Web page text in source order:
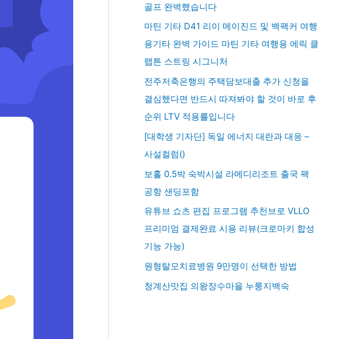
골프 완벽했습니다
마틴 기타 D41 리이 메이진드 및 백팩커 여행
용기타 완벽 가이드 마틴 기타 여행용 에릭 클
랩튼 스트링 시그니처
전주저축은행의 주택담보대출 추가 신청을
결심했다면 반드시 따져봐야 할 것이 바로 후
순위 LTV 적용률입니다
[대학생 기자단] 독일 에너지 대란과 대응 –
사설컬럼()
보홀 0.5박 숙박시설 라메디리조트 출국 팩
공항 샌딩포함
유튜브 쇼츠 편집 프로그램 추천브로 VLLO
프리미엄 결제완료 시용 리뷰(크로마키 합성
기능 가능)
원형탈모치료병원 9만명이 선택한 방법
청계산맛집 의왕장수마을 누룽지백숙